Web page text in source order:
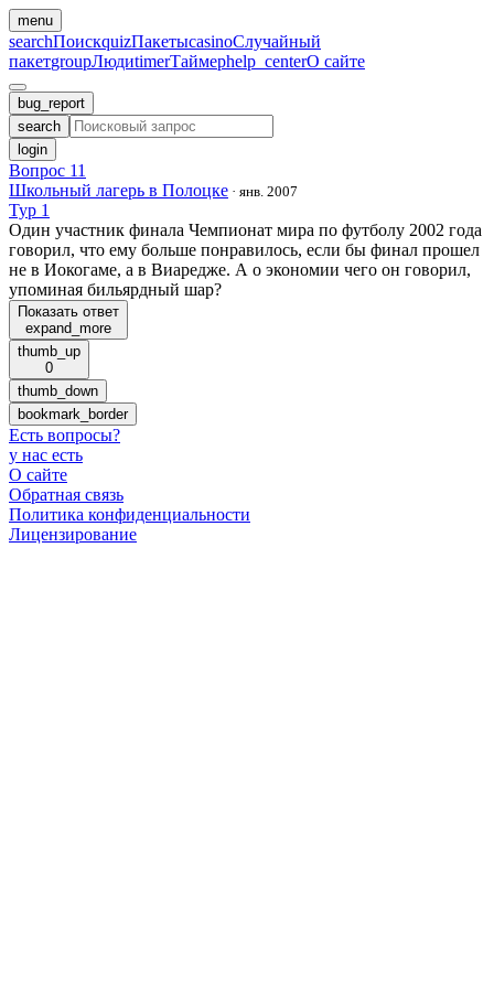
menu
searchПоискquizПакетыcasinoСлучайный
пакетgroupЛюдиtimerТаймерhelp_centerО сайте
bug_report
search
login
Вопрос 11
Школьный лагерь в Полоцке · янв. 2007
Тур 1
Один участник финала Чемпионат мира по футболу 2002 года
говорил, что ему больше понравилось, если бы финал прошел
не в Иокогаме, а в Виаредже. А о экономии чего он говорил,
упоминая бильярдный шар?
Показать ответ
expand_more
thumb_up
0
thumb_down
bookmark_border
Есть вопросы?
у нас есть
О сайте
Обратная связь
Политика конфиденциальности
Лицензирование